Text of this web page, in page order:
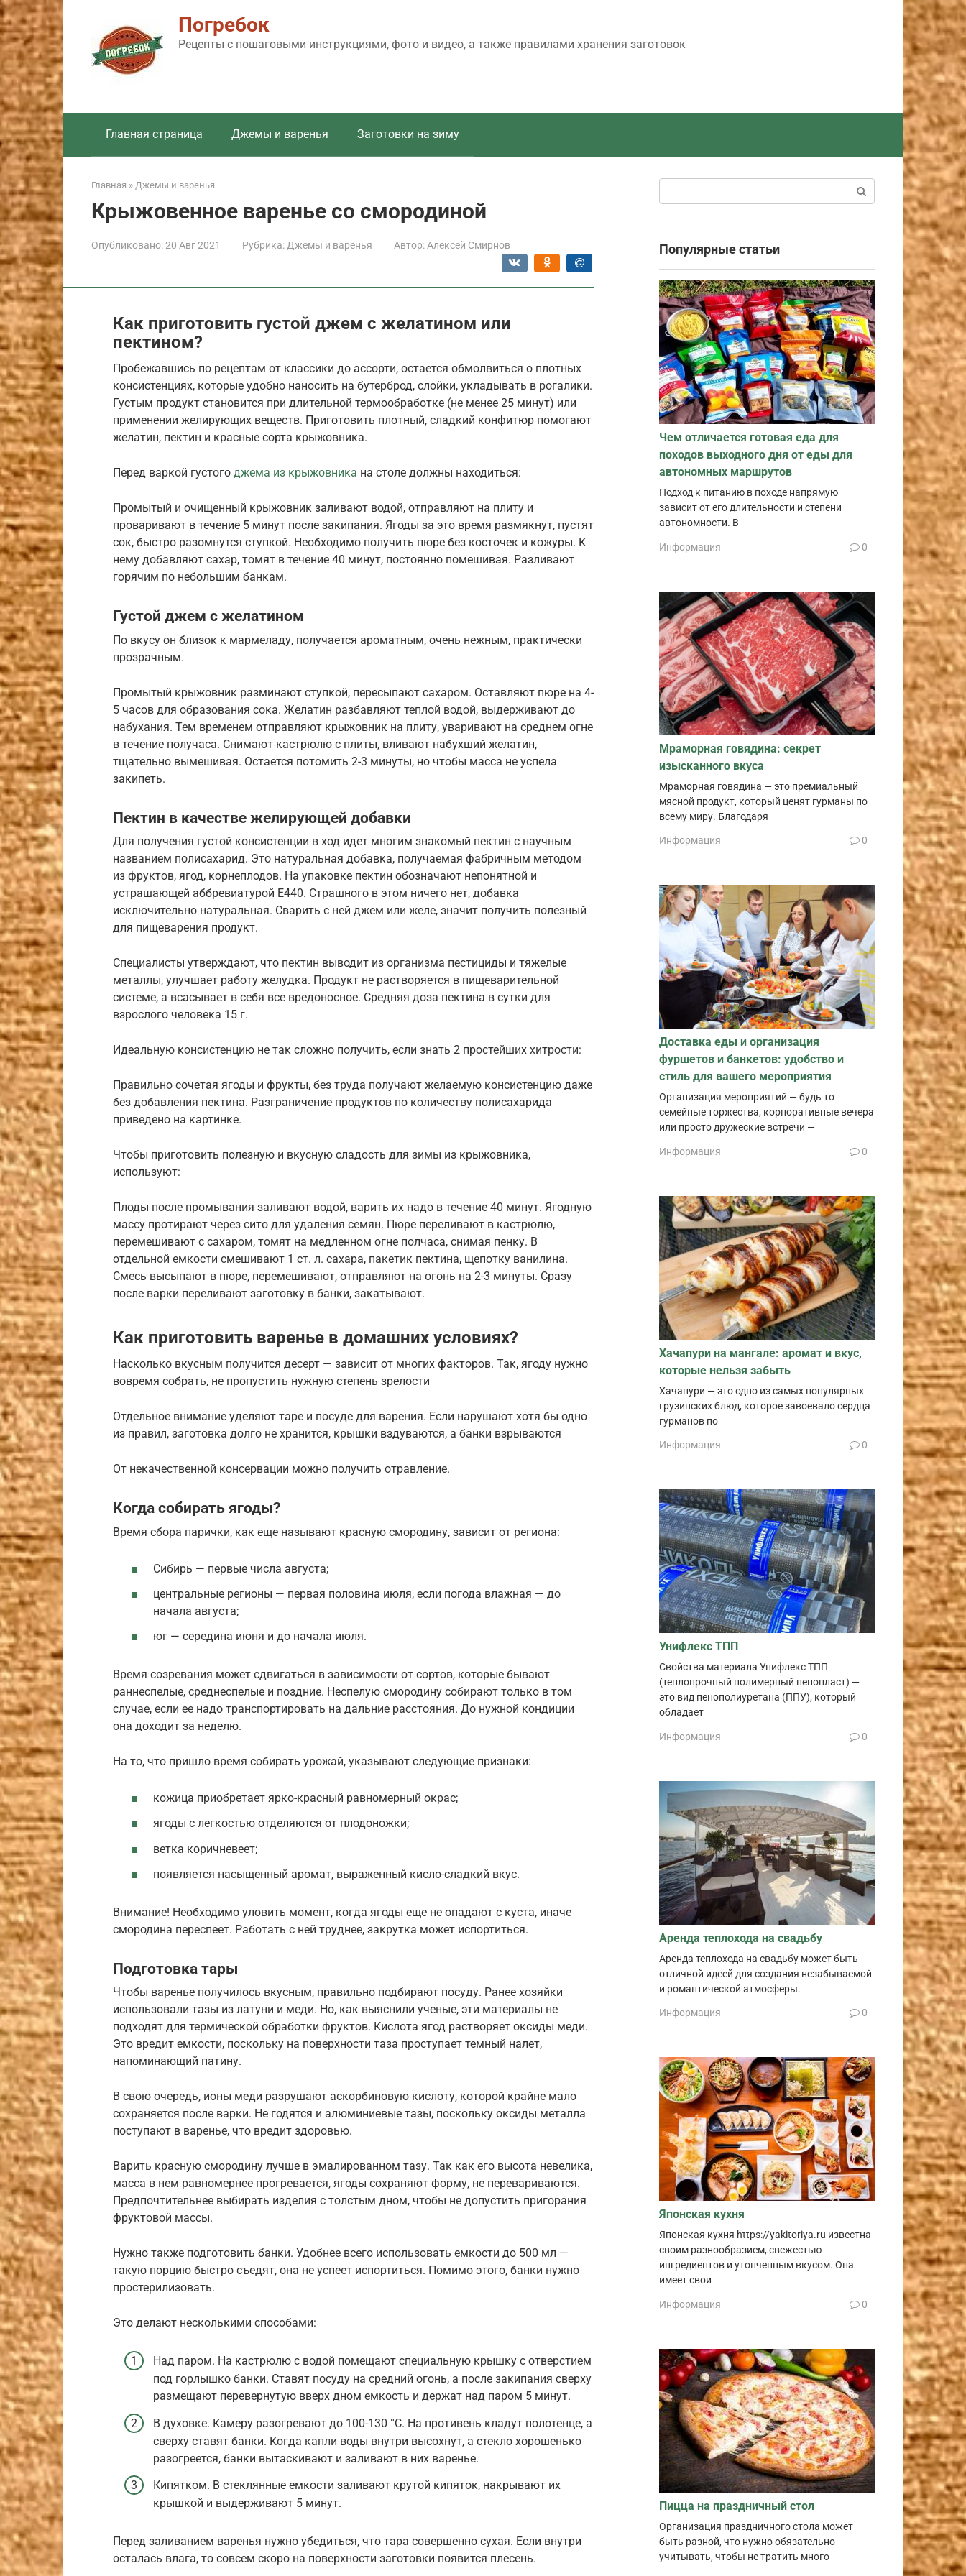
Перейти
к
контенту
Погребок
Рецепты с пошаговыми инструкциями, фото и видео, а также правилами хранения заготовок
Главная страница Джемы и варенья Заготовки на зиму
Главная » Джемы и варенья
Крыжовенное варенье со смородиной
Опубликовано:20 Авг 2021 Рубрика: Джемы и варенья Автор: Алексей Смирнов
Как приготовить густой джем с желатином или
пектином?
Пробежавшись по рецептам от классики до ассорти, остается обмолвиться о плотных
консистенциях, которые удобно наносить на бутерброд, слойки, укладывать в рогалики.
Густым продукт становится при длительной термообработке (не менее 25 минут) или
применении желирующих веществ. Приготовить плотный, сладкий конфитюр помогают
желатин, пектин и красные сорта крыжовника.
Перед варкой густого джема из крыжовника на столе должны находиться:
Промытый и очищенный крыжовник заливают водой, отправляют на плиту и
проваривают в течение 5 минут после закипания. Ягоды за это время размякнут, пустят
сок, быстро разомнутся ступкой. Необходимо получить пюре без косточек и кожуры. К
нему добавляют сахар, томят в течение 40 минут, постоянно помешивая. Разливают
горячим по небольшим банкам.
Густой джем с желатином
По вкусу он близок к мармеладу, получается ароматным, очень нежным, практически
прозрачным.
Промытый крыжовник разминают ступкой, пересыпают сахаром. Оставляют пюре на 4-
5 часов для образования сока. Желатин разбавляют теплой водой, выдерживают до
набухания. Тем временем отправляют крыжовник на плиту, уваривают на среднем огне
в течение получаса. Снимают кастрюлю с плиты, вливают набухший желатин,
тщательно вымешивая. Остается потомить 2-3 минуты, но чтобы масса не успела
закипеть.
Пектин в качестве желирующей добавки
Для получения густой консистенции в ход идет многим знакомый пектин с научным
названием полисахарид. Это натуральная добавка, получаемая фабричным методом
из фруктов, ягод, корнеплодов. На упаковке пектин обозначают непонятной и
устрашающей аббревиатурой Е440. Страшного в этом ничего нет, добавка
исключительно натуральная. Сварить с ней джем или желе, значит получить полезный
для пищеварения продукт.
Специалисты утверждают, что пектин выводит из организма пестициды и тяжелые
металлы, улучшает работу желудка. Продукт не растворяется в пищеварительной
системе, а всасывает в себя все вредоносное. Средняя доза пектина в сутки для
взрослого человека 15 г.
Идеальную консистенцию не так сложно получить, если знать 2 простейших хитрости:
Правильно сочетая ягоды и фрукты, без труда получают желаемую консистенцию даже
без добавления пектина. Разграничение продуктов по количеству полисахарида
приведено на картинке.
Чтобы приготовить полезную и вкусную сладость для зимы из крыжовника,
используют:
Плоды после промывания заливают водой, варить их надо в течение 40 минут. Ягодную
массу протирают через сито для удаления семян. Пюре переливают в кастрюлю,
перемешивают с сахаром, томят на медленном огне полчаса, снимая пенку. В
отдельной емкости смешивают 1 ст. л. сахара, пакетик пектина, щепотку ванилина.
Смесь высыпают в пюре, перемешивают, отправляют на огонь на 2-3 минуты. Сразу
после варки переливают заготовку в банки, закатывают.
Как приготовить варенье в домашних условиях?
Насколько вкусным получится десерт — зависит от многих факторов. Так, ягоду нужно
вовремя собрать, не пропустить нужную степень зрелости
Отдельное внимание уделяют таре и посуде для варения. Если нарушают хотя бы одно
из правил, заготовка долго не хранится, крышки вздуваются, а банки взрываются
От некачественной консервации можно получить отравление.
Когда собирать ягоды?
Время сбора парички, как еще называют красную смородину, зависит от региона:
Сибирь — первые числа августа;
центральные регионы — первая половина июля, если погода влажная — до
начала августа;
юг — середина июня и до начала июля.
Время созревания может сдвигаться в зависимости от сортов, которые бывают
раннеспелые, среднеспелые и поздние. Неспелую смородину собирают только в том
случае, если ее надо транспортировать на дальние расстояния. До нужной кондиции
она доходит за неделю.
На то, что пришло время собирать урожай, указывают следующие признаки:
кожица приобретает ярко-красный равномерный окрас;
ягоды с легкостью отделяются от плодоножки;
ветка коричневеет;
появляется насыщенный аромат, выраженный кисло-сладкий вкус.
Внимание! Необходимо уловить момент, когда ягоды еще не опадают с куста, иначе
смородина переспеет. Работать с ней труднее, закрутка может испортиться.
Подготовка тары
Чтобы варенье получилось вкусным, правильно подбирают посуду. Ранее хозяйки
использовали тазы из латуни и меди. Но, как выяснили ученые, эти материалы не
подходят для термической обработки фруктов. Кислота ягод растворяет оксиды меди.
Это вредит емкости, поскольку на поверхности таза проступает темный налет,
напоминающий патину.
В свою очередь, ионы меди разрушают аскорбиновую кислоту, которой крайне мало
сохраняется после варки. Не годятся и алюминиевые тазы, поскольку оксиды металла
поступают в варенье, что вредит здоровью.
Варить красную смородину лучше в эмалированном тазу. Так как его высота невелика,
масса в нем равномернее прогревается, ягоды сохраняют форму, не перевариваются.
Предпочтительнее выбирать изделия с толстым дном, чтобы не допустить пригорания
фруктовой массы.
Нужно также подготовить банки. Удобнее всего использовать емкости до 500 мл —
такую порцию быстро съедят, она не успеет испортиться. Помимо этого, банки нужно
простерилизовать.
Это делают несколькими способами:
Над паром. На кастрюлю с водой помещают специальную крышку с отверстием
под горлышко банки. Ставят посуду на средний огонь, а после закипания сверху
размещают перевернутую вверх дном емкость и держат над паром 5 минут.
В духовке. Камеру разогревают до 100-130 °С. На противень кладут полотенце, а
сверху ставят банки. Когда капли воды внутри высохнут, а стекло хорошенько
разогреется, банки вытаскивают и заливают в них варенье.
Кипятком. В стеклянные емкости заливают крутой кипяток, накрывают их
крышкой и выдерживают 5 минут.
Перед заливанием варенья нужно убедиться, что тара совершенно сухая. Если внутри
осталась влага, то совсем скоро на поверхности заготовки появится плесень.
Популярные статьи
Чем отличается готовая еда для
походов выходного дня от еды для
автономных маршрутов
Подход к питанию в походе напрямую
зависит от его длительности и степени
автономности. В
Информация 0
Мраморная говядина: секрет
изысканного вкуса
Мраморная говядина — это премиальный
мясной продукт, который ценят гурманы по
всему миру. Благодаря
Информация 0
Доставка еды и организация
фуршетов и банкетов: удобство и
стиль для вашего мероприятия
Организация мероприятий — будь то
семейные торжества, корпоративные вечера
или просто дружеские встречи —
Информация 0
Хачапури на мангале: аромат и вкус,
которые нельзя забыть
Хачапури — это одно из самых популярных
грузинских блюд, которое завоевало сердца
гурманов по
Информация 0
Унифлекс ТПП
Свойства материала Унифлекс ТПП
(теплопрочный полимерный пенопласт) —
это вид пенополиуретана (ППУ), который
обладает
Информация 0
Аренда теплохода на свадьбу
Аренда теплохода на свадьбу может быть
отличной идеей для создания незабываемой
и романтической атмосферы.
Информация 0
Японская кухня
Японская кухня https://yakitoriya.ru известна
своим разнообразием, свежестью
ингредиентов и утонченным вкусом. Она
имеет свои
Информация 0
Пицца на праздничный стол
Организация праздничного стола может
быть разной, что нужно обязательно
учитывать, чтобы не тратить много